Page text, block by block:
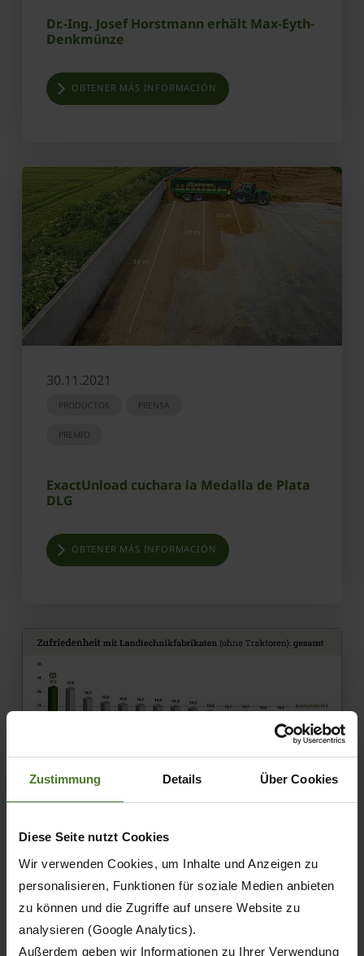
Zustimmung Details Über Cookies
Diese Seite nutzt Cookies
Wir verwenden Cookies, um Inhalte und Anzeigen zu
personalisieren, Funktionen für soziale Medien anbieten
zu können und die Zugriffe auf unsere Website zu
analysieren (Google Analytics).
Außerdem geben wir Informationen zu Ihrer Verwendung
Dr.-Ing. Josef Horstmann erhält Max-Eyth-
Denkmünze
OBTENER MÁS INFORMACIÓN
30.11.2021
PRODUCTOS PRENSA
PREMIO
ExactUnload cuchara la Medalla de Plata
DLG
OBTENER MÁS INFORMACIÓN
07.06.2021
PRENSA PREMIO
KRONE revalida de nuevo el primer